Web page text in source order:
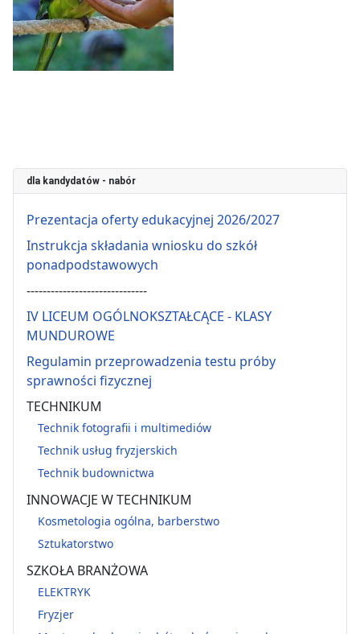
dla kandydatów - nabór
Prezentacja oferty edukacyjnej 2026/2027
Instrukcja składania wniosku do szkół
ponadpodstawowych
------------------------------
IV LICEUM OGÓLNOKSZTAŁCĄCE - KLASY
MUNDUROWE
Regulamin przeprowadzenia testu próby
sprawności fizycznej
TECHNIKUM
Technik fotografii i multimediów
Technik usług fryzjerskich
Technik budownictwa
INNOWACJE W TECHNIKUM
Kosmetologia ogólna, barberstwo
Sztukatorstwo
SZKOŁA BRANŻOWA
ELEKTRYK
Fryzjer